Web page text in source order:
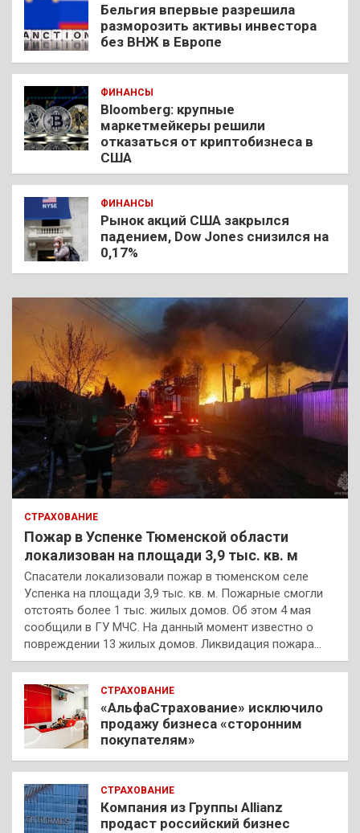
Бельгия впервые разрешила
разморозить активы инвестора
без ВНЖ в Европе
ФИНАНСЫ
Bloomberg: крупные
маркетмейкеры решили
отказаться от криптобизнеса в
США
ФИНАНСЫ
Рынок акций США закрылся
падением, Dow Jones снизился на
0,17%
СТРАХОВАНИЕ
Пожар в Успенке Тюменской области
локализован на площади 3,9 тыс. кв. м
Спасатели локализовали пожар в тюменском селе
Успенка на площади 3,9 тыс. кв. м. Пожарные смогли
отстоять более 1 тыс. жилых домов. Об этом 4 мая
сообщили в ГУ МЧС. На данный момент известно о
повреждении 13 жилых домов. Ликвидация пожара…
СТРАХОВАНИЕ
«АльфаСтрахование» исключило
продажу бизнеса «сторонним
покупателям»
СТРАХОВАНИЕ
Компания из Группы Allianz
продаст российский бизнес